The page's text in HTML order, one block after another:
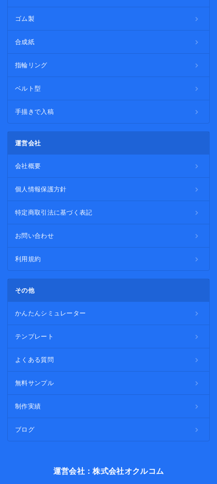
運営会社：株式会社オクルコム
ゴム製
合成紙
指輪リング
ベルト型
手描きで入稿
運営会社
会社概要
個人情報保護方針
特定商取引法に基づく表記
お問い合わせ
利用規約
その他
かんたんシミュレーター
テンプレート
よくある質問
無料サンプル
制作実績
ブログ